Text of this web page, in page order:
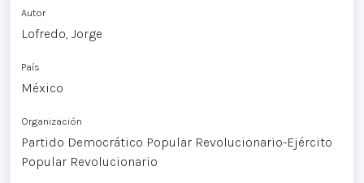
Autor
Lofredo, Jorge
País
México
Organización
Partido Democrático Popular Revolucionario-Ejército
Popular Revolucionario